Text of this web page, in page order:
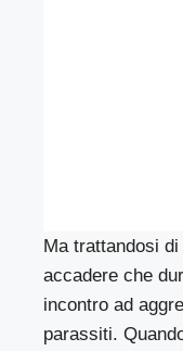
Ma trattandosi
accadere che
incontro ad
parassiti.